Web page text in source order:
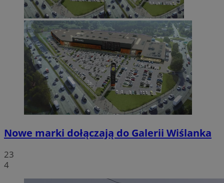
Nowe marki dołączają do Galerii Wiślanka
23
4